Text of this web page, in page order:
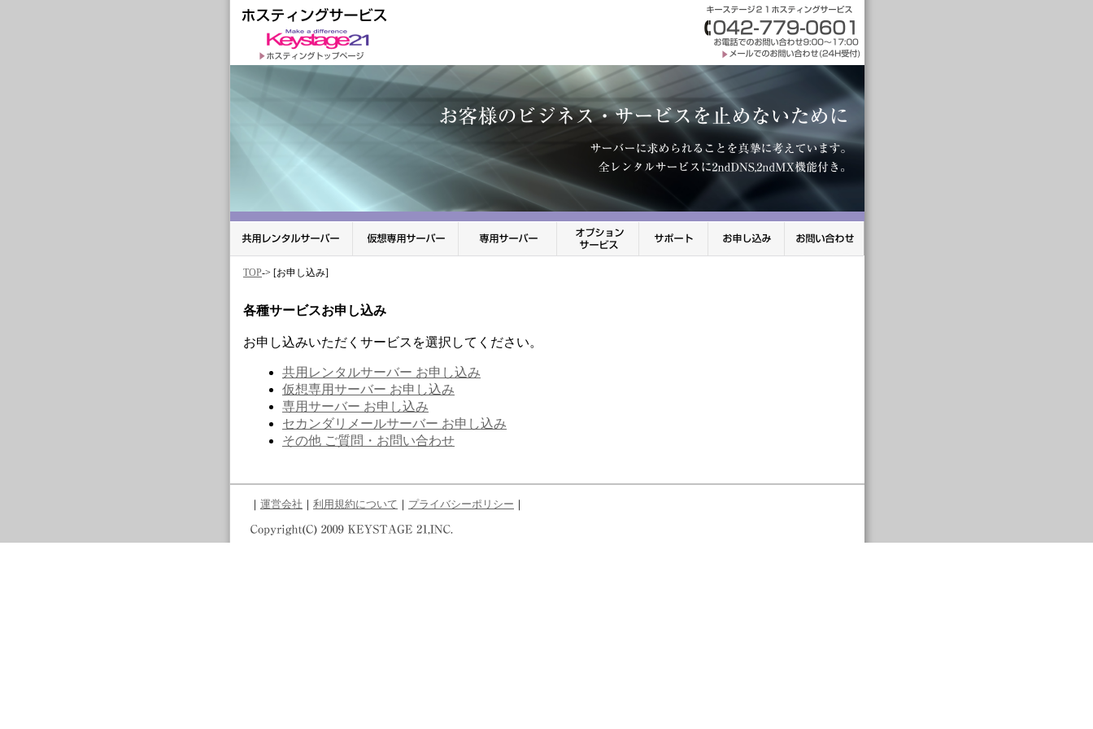
TOP-> [お申し込み]
各種サービスお申し込み
お申し込みいただくサービスを選択してください。
共用レンタルサーバー お申し込み
仮想専用サーバー お申し込み
専用サーバー お申し込み
セカンダリメールサーバー お申し込み
その他 ご質問・お問い合わせ
｜ 運営会社 ｜ 利用規約について ｜ プライバシーポリシー ｜